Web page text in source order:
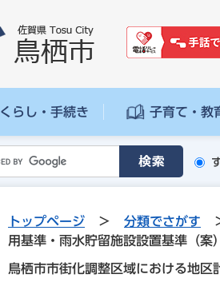
くらし・手続き 子育て・教
トップページ > 分類でさがす
用基準・雨水貯留施設設置基準（案
鳥栖市市街化調整区域における地区